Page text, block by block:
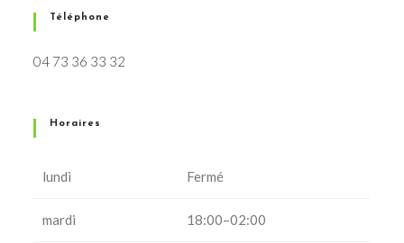
Téléphone
04 73 36 33 32
Horaires
lundi Fermé
mardi 18:00–02:00